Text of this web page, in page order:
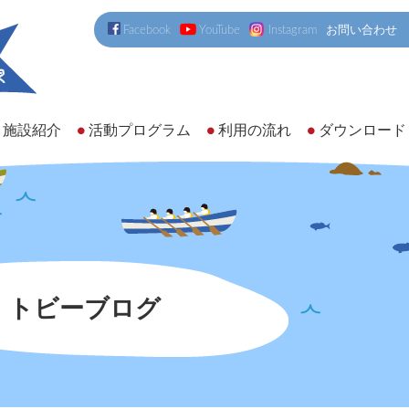
施設紹介 活動プログラム 利用の流れ ダウンロード
Facebook YouTube Instagram お問い合わせ
トビーブログ